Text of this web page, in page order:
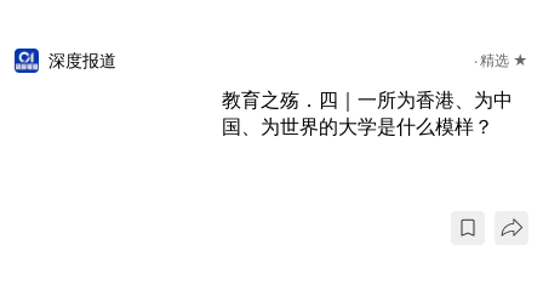
深度报道 精选 ★
教育之殇．四｜一所为香港、为中
国、为世界的大学是什么模样？